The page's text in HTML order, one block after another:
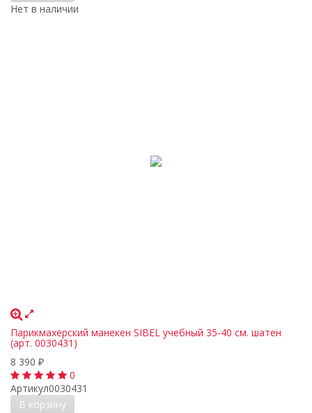
Нет в наличии
Парикмахерский манекен SIBEL учебный 35-40 см. шатен
(арт. 0030431)
8 390 ₽
0
Артикул0030431
В корзину